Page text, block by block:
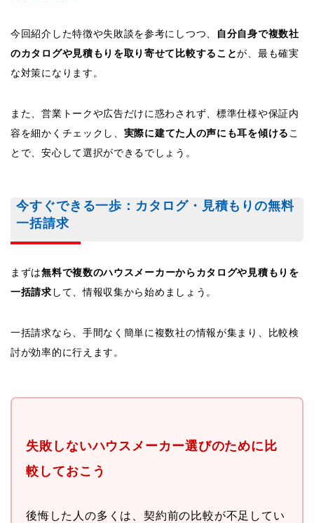
今回紹介した特徴や失敗談を参考にしつつ、
自分自身で複数社
のカタログや見積もりを取り寄せて比較することが、最も確実
な対策になります。
また、営業トークや広告だけに惑わされず、標準仕様や保証内
容を細かくチェックし、 実際に建てた人の声にも耳を傾ける こ
とで、安心して選択ができるでしょう。
今すぐできる一歩：カタログ・見積もりの無料
一括請求
まずは無料で複数のハウスメーカーからカタログや見積もりを
一括請求 して、情報収集から始めましょう。
一括請求なら、手間なく簡単に複数社の情報が集まり、比較検
討が効率的に行えます。
失敗しないハウスメーカー選びのために比
較しておこう
後悔した人の多くは、契約前の比較が不足してい